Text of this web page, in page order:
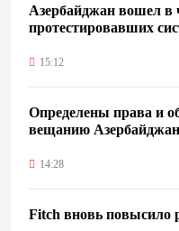
Азербайджан вошел в
протестировавших
15:12
Определены права и
вещанию
14:28
Fitch вновь повысило